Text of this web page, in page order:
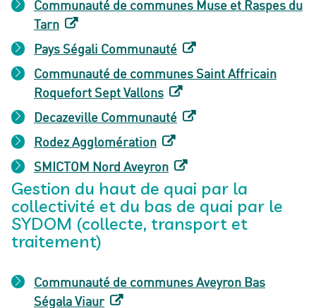
Communauté de communes Muse et Raspes du
Tarn
Pays Ségali Communauté
Communauté de communes Saint Affricain
Roquefort Sept Vallons
Decazeville Communauté
Rodez Agglomération
SMICTOM Nord Aveyron
Gestion du haut de quai par la
collectivité et du bas de quai par le
SYDOM (collecte, transport et
traitement)
Communauté de communes Aveyron Bas
Ségala Viaur